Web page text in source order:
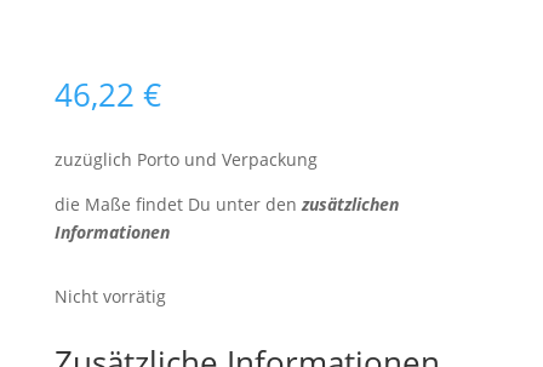
46,22 €
zuzüglich Porto und Verpackung
die Maße findet Du unter denzusätzlichen
Informationen
Nicht vorrätig